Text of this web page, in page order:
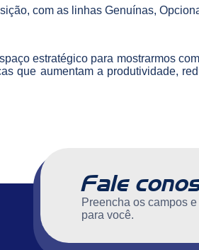
com as linhas Genuínas,
estratégico para mostrarmos
que aumentam a produtividade,
Fale
Preencha os campos
para você.